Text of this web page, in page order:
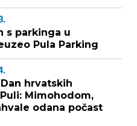
s parkinga u
Pula Parking
hrvatskih
Mimohodom,
odana počast